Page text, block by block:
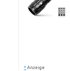
* Anzeige